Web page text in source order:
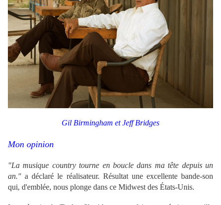
Gil Birmingham et Jeff Bridges
Mon opinion
"La musique country tourne en boucle dans ma tête depuis un
an." a déclaré le réalisateur. Résultat une excellente bande-son
qui, d'emblée, nous plonge dans ce Midwest des États-Unis.